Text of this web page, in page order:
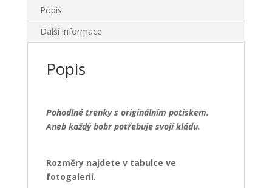
Popis
Další informace
Popis
Pohodlné trenky s originálním potiskem.
Aneb každý bobr potřebuje svojí kládu.
Rozměry najdete v tabulce ve
fotogalerii.